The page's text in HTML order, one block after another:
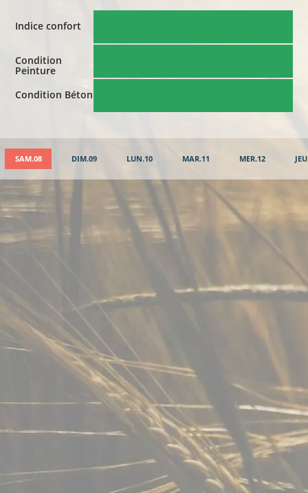
Indice confort
Condition
Peinture
Condition Béton
SAM.08 DIM.09 LUN.10 MAR.11 MER.12